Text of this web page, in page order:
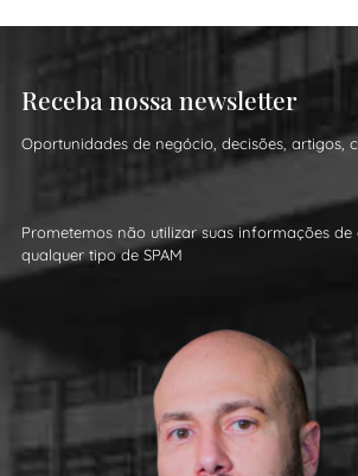
Receba nossa newsletter
Oportunidades de negócio, decisões, artigos,
Prometemos não utilizar suas informações
qualquer tipo de SPAM